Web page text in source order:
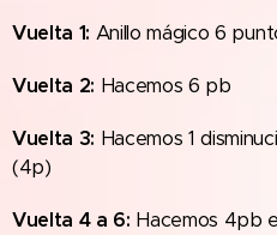
Vuelta 1: Anillo mágico 6
Vuelta 2: Hacemos 6 pb
Vuelta 3: Hacemos 1
(4p)
Vuelta 4 a 6: Hacemos 4pb